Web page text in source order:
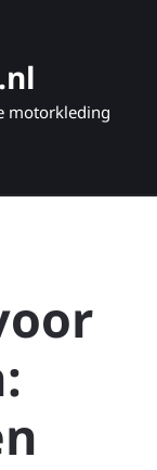
motorkleding